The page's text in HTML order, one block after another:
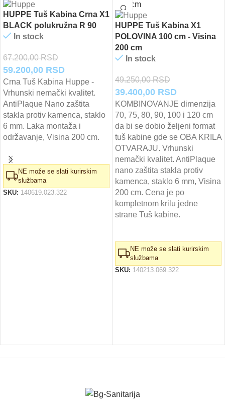
HUPPE Tuš Kabina Crna X1
BLACK polukružna R 90
In stock
67.200,00RSD
Originalna
cena
je
bila:
67.200,00 RSD.
59.200,00 RSDTrenutna
cena
je:
59.200,00 RSD.
Crna Tuš Kabina Huppe -
Vrhunski nemački kvalitet.
AntiPlaque Nano zaštita
stakla protiv kamenca, staklo
6 mm. Laka montaža i
održavanje, Visina 200 cm.
NE može se slati kurirskim
službama
SKU: 140619.023.322
HUPPE Tuš Kabina X1
POLOVINA 100 cm - Visina
200 cm
In stock
49.250,00RSD
Originalna
cena
je
bila:
49.250,00 RSD.
39.400,00 RSDTrenutna
cena
je:
39.400,00
KOMBINOVANJE dimenzija
70, 75, 80, 90, 100 i 120 cm
da bi se dobio željeni format
tuš kabine gde se OBA KRILA
OTVARAJU. Vrhunski
nemački kvalitet. AntiPlaque
nano zaštita stakla protiv
kamenca, staklo 6 mm, Visina
200 cm. Cena je po
kompletnom krilu jedne
strane Tuš kabine.
NE može se slati kurirskim
službama
SKU: 140213.069.322